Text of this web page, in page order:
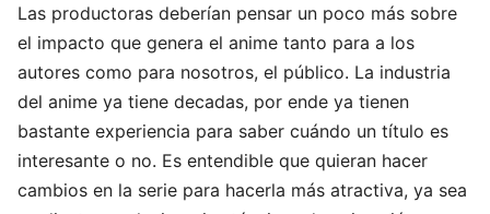
Las productoras deberían pensar un poco más sobre
el impacto que genera el anime tanto para a los
autores como para nosotros, el público. La industria
del anime ya tiene decadas, por ende ya tienen
bastante experiencia para saber cuándo un título es
interesante o no. Es entendible que quieran hacer
cambios en la serie para hacerla más atractiva, ya sea